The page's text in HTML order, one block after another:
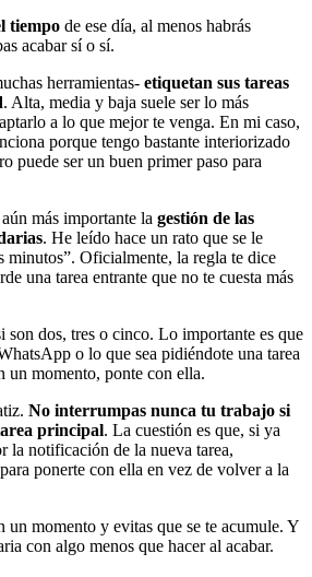
tiempo de ese día, al menos habrás
acabar sí o sí.
herramientas- etiquetan sus tareas
. Alta, media y baja suele ser lo más
a lo que mejor te venga. En mi caso,
porque tengo bastante interiorizado
puede ser un buen primer paso para
más importante la gestión de las
. He leído hace un rato que se le
minutos”. Oficialmente, la regla te dice
una tarea entrante que no te cuesta más
son dos, tres o cinco. Lo importante es que
o lo que sea pidiéndote una tarea
un momento, ponte con ella.
No interrumpas nunca tu trabajo si
principal. La cuestión es que, si ya
la notificación de la nueva tarea,
ponerte con ella en vez de volver a la
un momento y evitas que se te acumule. Y
con algo menos que hacer al acabar.